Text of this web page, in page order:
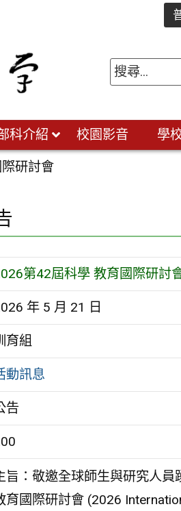
科介紹 校園影音 學
研討會
第42屆科學 教育國際研討
年 5 月 21 日
育組
動訊息
告
旨：敬邀全球師生與研究人
育國際研討會 (2026